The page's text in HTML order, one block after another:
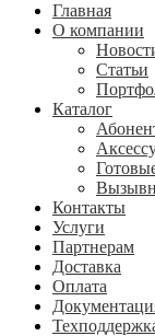
Главная
О компании
Статьи
Каталог
Контакты
Услуги
Партнерам
Доставка
Оплата